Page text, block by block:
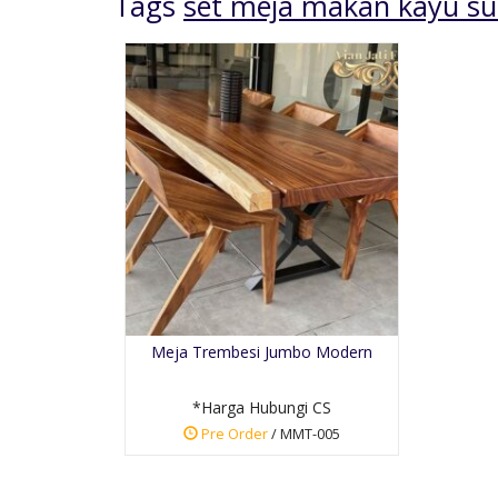
Meja Trembesi Jumbo Modern
*Harga Hubungi CS
Pre Order/ MMT-005
Meja Rias Ukir Jati
*Harga Hubungi CS
Pre Order